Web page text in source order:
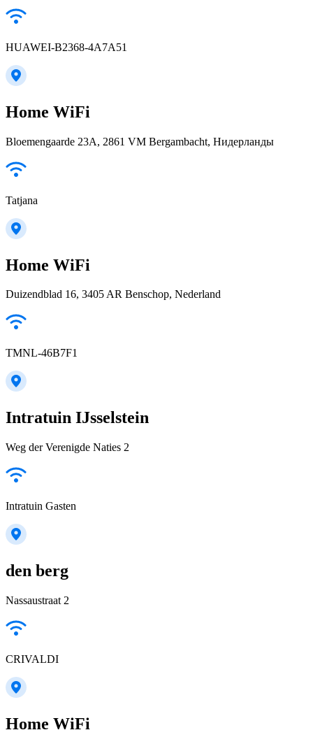
HUAWEI-B2368-4A7A51
Home WiFi
Bloemengaarde 23A, 2861 VM Bergambacht, Нидерланды
Tatjana
Home WiFi
Duizendblad 16, 3405 AR Benschop, Nederland
TMNL-46B7F1
Intratuin IJsselstein
Weg der Verenigde Naties 2
Intratuin Gasten
den berg
Nassaustraat 2
CRIVALDI
Home WiFi